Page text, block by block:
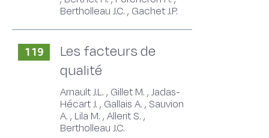
Bertholleau J.C. , Gachet J.P.
119
Les facteurs de
qualité
Arnault J.L. , Gillet M. , Jadas-
Hécart J. , Gallais A. , Sauvion
A. , Lila M. , Allerit S. ,
Bertholleau J.C.